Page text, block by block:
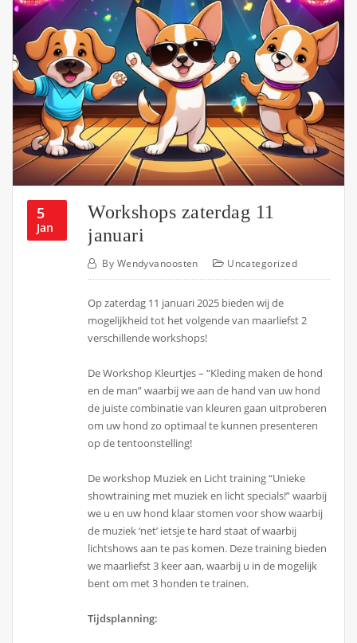
5
Jan
Workshops zaterdag 11
januari
By Wendyvanoosten Uncategorized
Op zaterdag 11 januari 2025 bieden wij de
mogelijkheid tot het volgende van maarliefst 2
verschillende workshops!
De Workshop Kleurtjes – “Kleding maken de hond
en de man” waarbij we aan de hand van uw hond
de juiste combinatie van kleuren gaan uitproberen
om uw hond zo optimaal te kunnen presenteren
op de tentoonstelling!
De workshop Muziek en Licht training “Unieke
showtraining met muziek en licht specials!” waarbij
we u en uw hond klaar stomen voor show waarbij
de muziek ‘net’ ietsje te hard staat of waarbij
lichtshows aan te pas komen. Deze training bieden
we maarliefst 3 keer aan, waarbij u in de mogelijk
bent om met 3 honden te trainen.
Tijdsplanning: